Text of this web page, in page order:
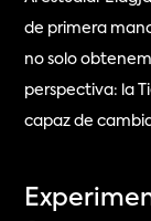
de primera
no solo
perspectiva: la
capaz de